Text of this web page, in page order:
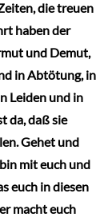
die treuen
haben der
und Demut,
in Abtötung, in
Leiden und in
da, daß sie
Gehet und
mit euch und
euch in diesen
macht euch